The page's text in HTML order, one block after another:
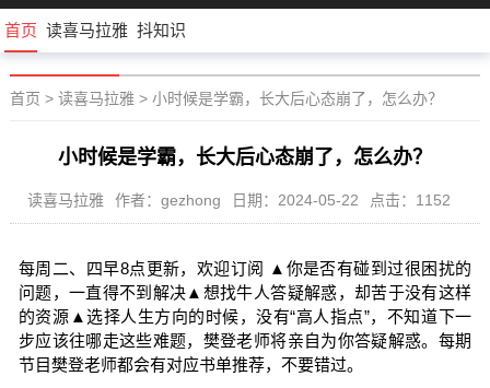
首页 读喜马拉雅 抖知识
首页 > 读喜马拉雅> 小时候是学霸，长大后心态崩了，怎么办？
小时候是学霸，长大后心态崩了，怎么办？
读喜马拉雅 作者：gezhong 日期：2024-05-22 点击：1152
每周二、四早8点更新，欢迎订阅 ▲你是否有碰到过很困扰的
问题，一直得不到解决▲想找牛人答疑解惑，却苦于没有这样
的资源▲选择人生方向的时候，没有“高人指点”，不知道下一
步应该往哪走这些难题，樊登老师将亲自为你答疑解惑。每期
节目樊登老师都会有对应书单推荐，不要错过。